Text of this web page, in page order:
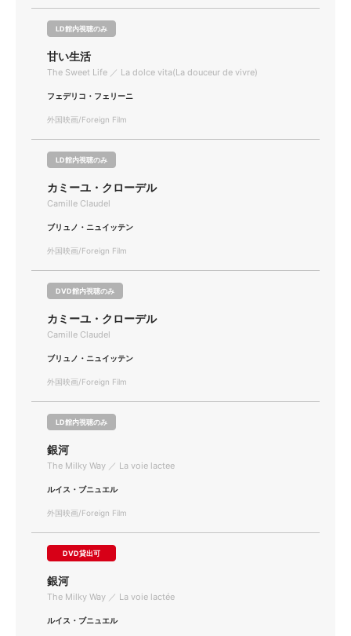
LD館内視聴のみ
甘い生活
The Sweet Life ／ La dolce vita(La douceur de vivre)
フェデリコ・フェリーニ
外国映画/Foreign Film
LD館内視聴のみ
カミーユ・クローデル
Camille Claudel
ブリュノ・ニュイッテン
外国映画/Foreign Film
DVD館内視聴のみ
カミーユ・クローデル
Camille Claudel
ブリュノ・ニュイッテン
外国映画/Foreign Film
LD館内視聴のみ
銀河
The Milky Way ／ La voie lactee
ルイス・ブニュエル
外国映画/Foreign Film
DVD貸出可
銀河
The Milky Way ／ La voie lactée
ルイス・ブニュエル